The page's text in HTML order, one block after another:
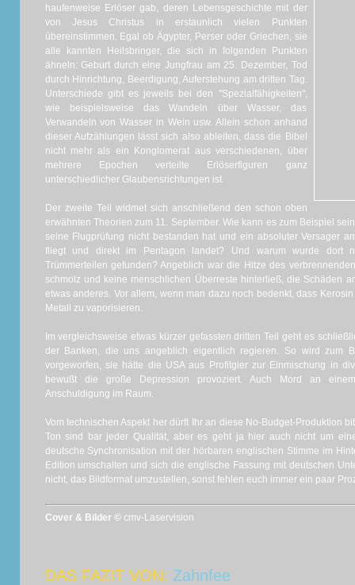
haufenweise Erlöser gab, deren Lebensgeschichte mit der
von Jesus Christus in erstaunlich vielen Punkten
übereinstimmen. Egal ob Ägypter, Perser oder Griechen, sie
alle kannten Heilsbringer, die sich in folgenden Punkten
ähneln: Geburt durch eine Jungfrau am 25. Dezember, Tod
durch Hinrichtung, Beerdigung, Auferstehung am dritten Tag.
Unterschiede gibt es jeweils bei den "Spezialfähigkeiten",
wie beispielsweise das Wandeln über Wasser, das
Verwandeln von Wasser in Wein usw. Allein schon anhand
dieser Aufzählungen lässt sich also ableiten, dass die Bibel
nicht mehr als ein Konglomerat aus verschiedenen, über
mehrere Epochen verteilte Erlöserfiguren ganz
unterschiedlicher Glaubensrichtungen ist.
Der zweite Teil widmet sich anschließend den schon oben
erwähnten Theorien zum 11. September. Wie kann es zum Beispiel
seine Flugprüfung nicht bestanden hat und ein absoluter Versager
fliegt und direkt im Pentagon landet? Und warum wurde dort
Trümmerteilen gefunden? Angeblich war die Hitze des
schmolz und keine menschlichen Überreste hinterließ, die Schäden
etwas anderes. Vor allem, wenn man dazu noch bedenkt, dass
Metall zu vaporisieren.
Im vergleichsweise etwas kürzer gefassten dritten Teil geht es
der Banken, die uns angeblich eigentlich regieren. So wird zum
vorgeworfen, sie hätte die USA aus Profitgier zur Einmischung in
bewußt die große Depression provoziert. Auch Mord an
Anschuldigung im Raum.
Vom technischen Aspekt her dürft Ihr an diese No-Budget-Produktion
Ton sind bar jeder Qualität, aber es geht ja hier auch nicht um
deutsche Synchronisation mit der hörbaren englischen Stimme im
Edition umschalten und sich die englische Fassung mit deutschen
nicht, das Bildformat umzustellen, sonst fehlen euch immer ein paar
Cover & Bilder © cmv-Laservision
DAS FAZIT VON: Zahnfee